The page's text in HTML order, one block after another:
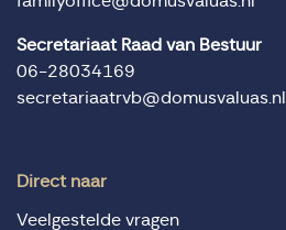
Secretariaat Raad van Bestuur
06-28034169
secretariaatrvb@domusvaluas.nl
Direct naar
Veelgestelde vragen